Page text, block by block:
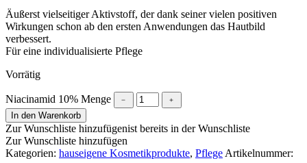
Äußerst vielseitiger Aktivstoff, der dank seiner vielen positiven
Wirkungen schon ab den ersten Anwendungen das Hautbild
verbessert.
Für eine individualisierte Pflege
Vorrätig
Niacinamid 10% Menge ﹣
﹢
In den Warenkorb
Zur Wunschliste hinzufügenist bereits in der Wunschliste
Zur Wunschliste hinzufügen
Kategorien: hauseigene Kosmetikprodukte, Pflege Artikelnummer: